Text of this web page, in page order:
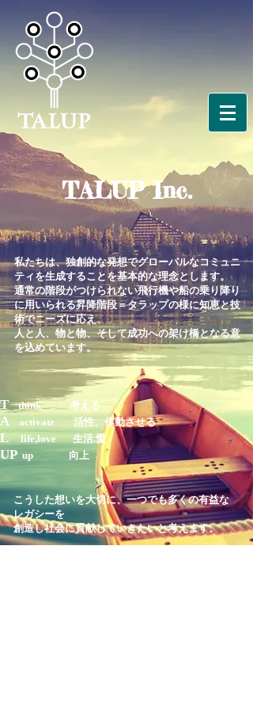
TALUP Inc.
私たちは、独創的な発想でグローバルなコミュニ
ティを生成することを基本的な理念とします。
通常の階段がつけられない飛行機や船の乗り降り
に用いられる昇降階段＝タラップの様に知恵と技
術でニーズに応え、
人と人、物と物、そして成功への架け橋となる意
を込めています。
Tthink 考える
A activate 活性、作動させる
Llife,love 生活,愛
UP up 向上
こうした想いを大切に、一つでも多くの有益な
レガシーを
創造し社会に貢献していきたいと考えます。